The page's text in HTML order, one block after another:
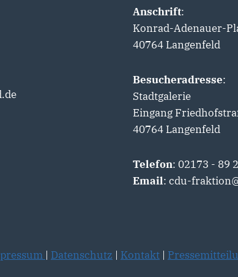
Anschrift:
Konrad-Adenauer-
40764 Langenfeld
Besucheradresse:
Stadtgalerie
Eingang
40764 Langenfeld
Telefon: 02173 - 89
Email: cdu-
| Datenschutz | Kontakt |